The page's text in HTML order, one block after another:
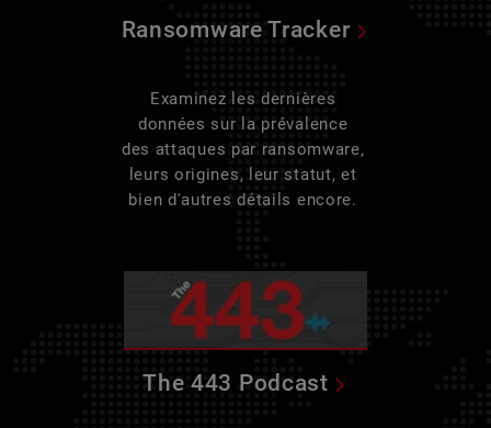
Ransomware Tracker
Examinez les dernières
données sur la prévalence
des attaques par ransomware,
leurs origines, leur statut, et
bien d'autres détails encore.
The 443 Podcast